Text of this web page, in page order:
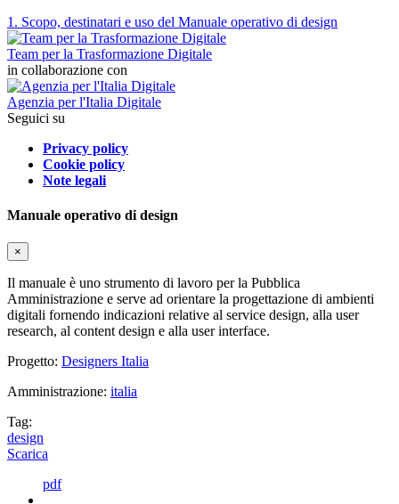
1. Scopo, destinatari e uso del Manuale operativo di design
Team per la Trasformazione Digitale
in collaborazione con
Agenzia per l'Italia Digitale
Seguici su
Privacy policy
Cookie policy
Note legali
Manuale operativo di design
×
Il manuale è uno strumento di lavoro per la Pubblica
Amministrazione e serve ad orientare la progettazione di ambienti
digitali fornendo indicazioni relative al service design, alla user
research, al content design e alla user interface.
Progetto: Designers Italia
Amministrazione: italia
Tag:
design
Scarica
pdf